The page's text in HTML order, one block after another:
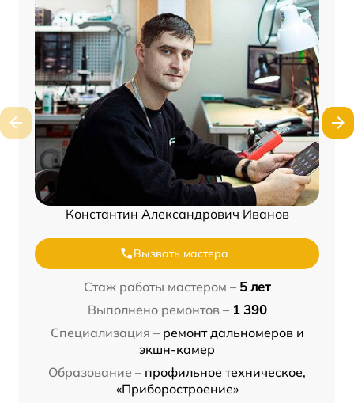
Константин Александрович Иванов
Вызвать мастера
Стаж работы мастером – 5 лет
Выполнено ремонтов – 1 390
Специализация – ремонт дальномеров и
экшн-камер
Образование – профильное техническое,
«Приборостроение»